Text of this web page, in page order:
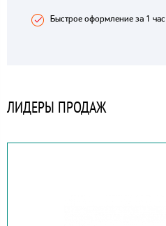
Быстрое оформление за 1 час
ЛИДЕРЫ ПРОДАЖ